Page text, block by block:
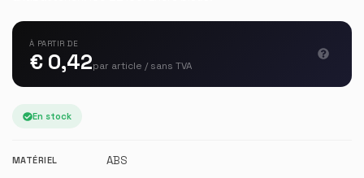
À PARTIR DE
€ 0,42par article / sans TVA
En stock
MATÉRIEL ABS